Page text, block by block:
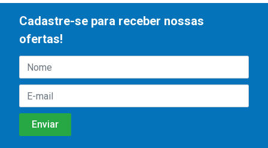
Cadastre-se para receber nossas
ofertas!